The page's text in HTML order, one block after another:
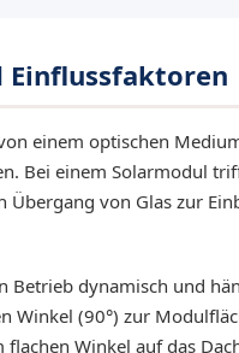
Einflussfaktoren
einem optischen
Bei einem Solarmodul
von Glas zur
Betrieb dynamisch und
Winkel (90°) zur
Winkel auf das